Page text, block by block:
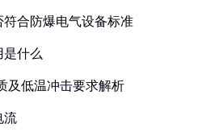
合防爆电气设备标准
是什么
及低温冲击要求解析
流